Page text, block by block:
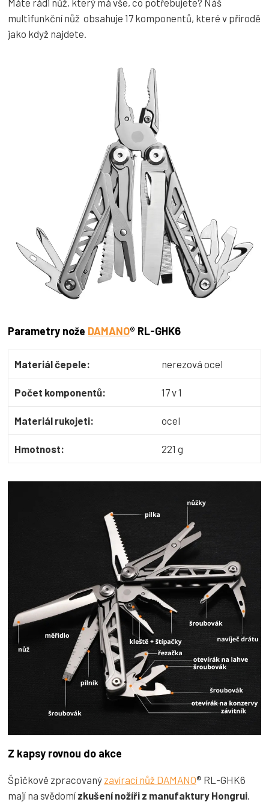
multifunkční nůž obsahuje 17 komponentů, které v přírodě
jako když najdete.
Parametry nože DAMANO® RL-GHK6
Materiál čepele: nerezová ocel
Počet komponentů: 17 v 1
Materiál rukojeti: ocel
Hmotnost: 221 g
Z kapsy rovnou do akce
Špičkově zpracovaný zavírací nůž DAMANO® RL-GHK6
mají na svědomí zkušení nožíři z manufaktury Hongrui